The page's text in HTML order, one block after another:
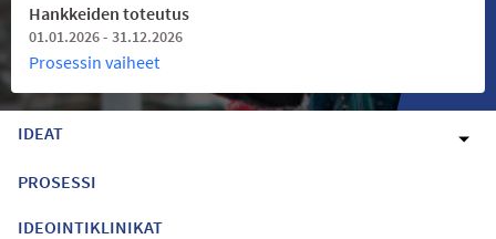
Hankkeiden toteutus
01.01.2026 - 31.12.2026
Prosessin vaiheet
IDEAT
PROSESSI
IDEOINTIKLINIKAT